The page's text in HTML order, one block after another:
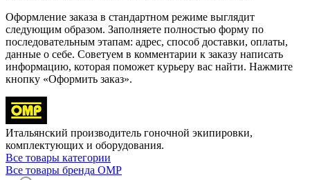
Оформление заказа в стандартном режиме выглядит
следующим образом. Заполняете полностью форму по
последовательным этапам: адрес, способ доставки, оплаты,
данные о себе. Советуем в комментарии к заказу написать
информацию, которая поможет курьеру вас найти. Нажмите
кнопку «Оформить заказ».
Итальянский производитель гоночной экипировки,
комплектующих и оборудования.
Все товары категории
Все товары бренда OMP